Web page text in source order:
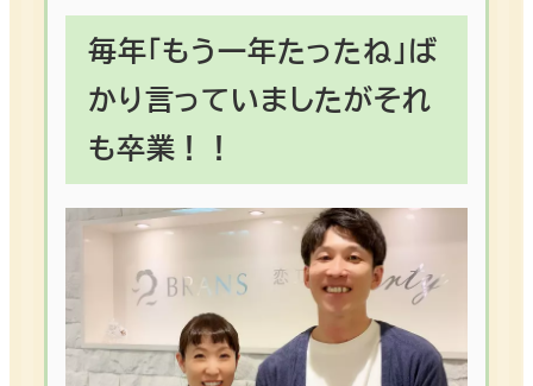
毎年「もう一年たったね」ば
かり言っていましたがそれ
も卒業！！